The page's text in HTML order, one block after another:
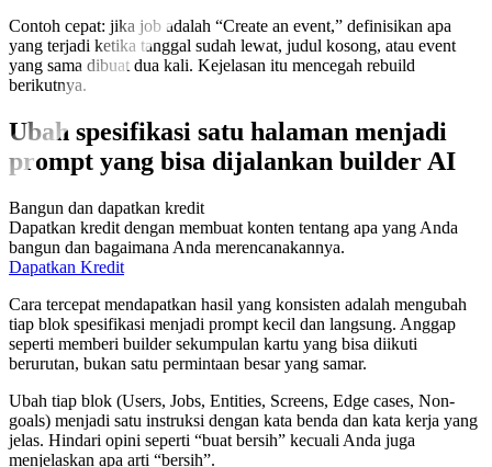
Contoh cepat: jika job adalah “Create an event,” definisikan apa
yang terjadi ketika tanggal sudah lewat, judul kosong, atau event
yang sama dibuat dua kali. Kejelasan itu mencegah rebuild
berikutnya.
Ubah spesifikasi satu halaman menjadi
prompt yang bisa dijalankan builder AI
Bangun dan dapatkan kredit
Dapatkan kredit dengan membuat konten tentang apa yang Anda
bangun dan bagaimana Anda merencanakannya.
Dapatkan Kredit
Cara tercepat mendapatkan hasil yang konsisten adalah mengubah
tiap blok spesifikasi menjadi prompt kecil dan langsung. Anggap
seperti memberi builder sekumpulan kartu yang bisa diikuti
berurutan, bukan satu permintaan besar yang samar.
Ubah tiap blok (Users, Jobs, Entities, Screens, Edge cases, Non-
goals) menjadi satu instruksi dengan kata benda dan kata kerja yang
jelas. Hindari opini seperti “buat bersih” kecuali Anda juga
menjelaskan apa arti “bersih”.